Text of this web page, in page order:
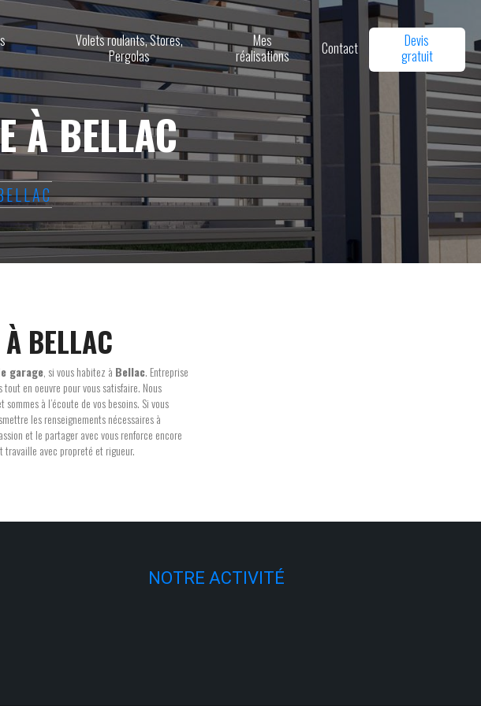
Volets roulants, Stores,
Pergolas
Mes
réalisations
Contact
Devis
gratuit
À BELLAC
BELLAC
garage , si vous habitez à Bellac. Entreprise
en oeuvre pour vous satisfaire. Nous
sommes à l’écoute de vos besoins. Si vous
les renseignements nécessaires à
et le partager avec vous renforce encore
travaille avec propreté et rigueur.
NOTRE ACTIVITÉ